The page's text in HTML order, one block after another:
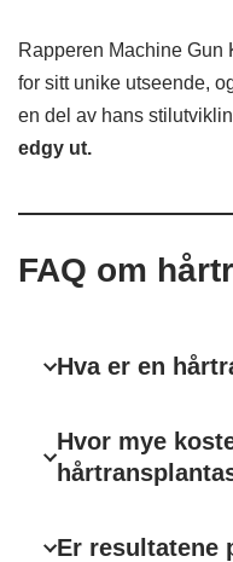
Rapperen Machine Gun
for sitt unike utseende,
en del av hans
edgy ut.
FAQ om
Hva er en
Hvor mye
Er resultatene